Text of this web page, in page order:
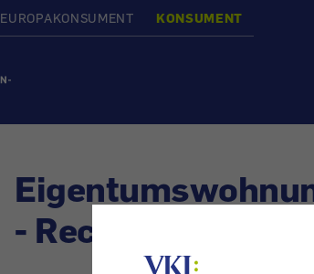
EUROPAKONSUMENT KONSUMENT
- Rechte und